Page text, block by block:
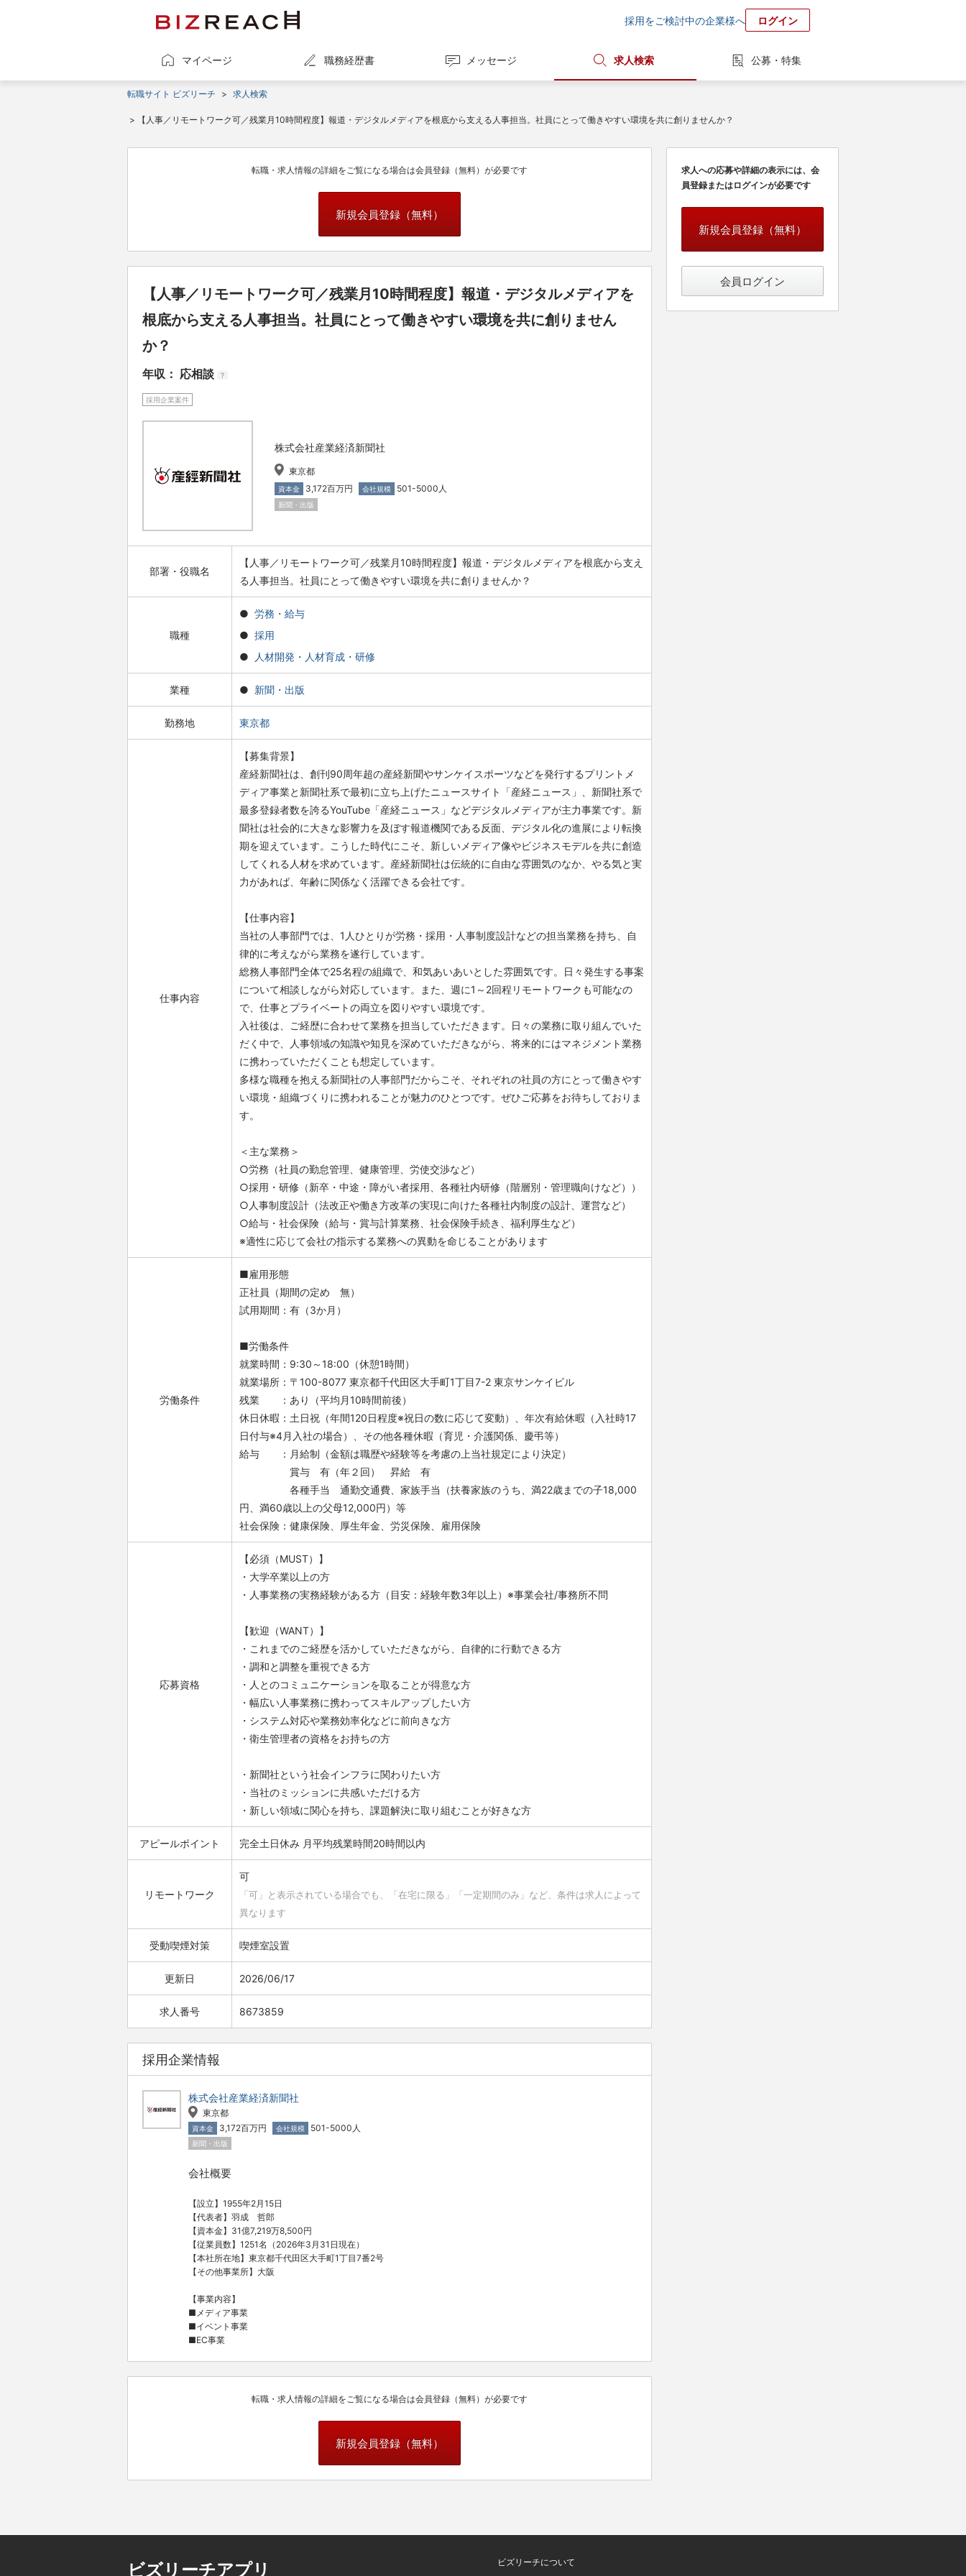
採用をご検討中の企業様へ ログイン
マイページ 職務経歴書 メッセージ 求人検索 公募・特集
転職サイト ビズリーチ > 求人検索
> 【人事／リモートワーク可／残業月10時間程度】報道・デジタルメディアを根底から支える人事担当。社員にとって働きやすい環境を共に創りませんか？
転職・求人情報の詳細をご覧になる場合は会員登録（無料）が必要です
新規会員登録（無料）
【人事／リモートワーク可／残業月10時間程度】報道・デジタルメディアを
根底から支える人事担当。社員にとって働きやすい環境を共に創りません
か？
年収： 応相談 ?
採用企業案件
株式会社産業経済新聞社
東京都
資本金 3,172百万円 会社規模 501-5000人
新聞・出版
部署・役職名
【人事／リモートワーク可／残業月10時間程度】報道・デジタルメディアを根底から支え
る人事担当。社員にとって働きやすい環境を共に創りませんか？
職種
労務・給与
採用
人材開発・人材育成・研修
業種 新聞・出版
勤務地 東京都
仕事内容
【募集背景】
産経新聞社は、創刊90周年超の産経新聞やサンケイスポーツなどを発行するプリントメ
ディア事業と新聞社系で最初に立ち上げたニュースサイト「産経ニュース」、新聞社系で
最多登録者数を誇るYouTube「産経ニュース」などデジタルメディアが主力事業です。新
聞社は社会的に大きな影響力を及ぼす報道機関である反面、デジタル化の進展により転換
期を迎えています。こうした時代にこそ、新しいメディア像やビジネスモデルを共に創造
してくれる人材を求めています。産経新聞社は伝統的に自由な雰囲気のなか、やる気と実
力があれば、年齢に関係なく活躍できる会社です。
【仕事内容】
当社の人事部門では、1人ひとりが労務・採用・人事制度設計などの担当業務を持ち、自
律的に考えながら業務を遂行しています。
総務人事部門全体で25名程の組織で、和気あいあいとした雰囲気です。日々発生する事案
について相談しながら対応しています。また、週に1～2回程リモートワークも可能なの
で、仕事とプライベートの両立を図りやすい環境です。
入社後は、ご経歴に合わせて業務を担当していただきます。日々の業務に取り組んでいた
だく中で、人事領域の知識や知見を深めていただきながら、将来的にはマネジメント業務
に携わっていただくことも想定しています。
多様な職種を抱える新聞社の人事部門だからこそ、それぞれの社員の方にとって働きやす
い環境・組織づくりに携われることが魅力のひとつです。ぜひご応募をお待ちしておりま
す。
＜主な業務＞
○労務（社員の勤怠管理、健康管理、労使交渉など）
○採用・研修（新卒・中途・障がい者採用、各種社内研修（階層別・管理職向けなど））
○人事制度設計（法改正や働き方改革の実現に向けた各種社内制度の設計、運営など）
○給与・社会保険（給与・賞与計算業務、社会保険手続き、福利厚生など）
※適性に応じて会社の指示する業務への異動を命じることがあります
労働条件
■雇用形態
正社員（期間の定め 無）
試用期間：有（3か月）
■労働条件
就業時間：9:30～18:00（休憩1時間）
就業場所：〒100-8077 東京都千代田区大手町1丁目7-2 東京サンケイビル
残業 ：あり（平均月10時間前後）
休日休暇：土日祝（年間120日程度※祝日の数に応じて変動）、年次有給休暇（入社時17
日付与※4月入社の場合）、その他各種休暇（育児・介護関係、慶弔等）
給与 ：月給制（金額は職歴や経験等を考慮の上当社規定により決定）
賞与 有（年２回） 昇給 有
各種手当 通勤交通費、家族手当（扶養家族のうち、満22歳までの子18,000
円、満60歳以上の父母12,000円）等
社会保険：健康保険、厚生年金、労災保険、雇用保険
応募資格
【必須（MUST）】
・大学卒業以上の方
・人事業務の実務経験がある方（目安：経験年数3年以上）※事業会社/事務所不問
【歓迎（WANT）】
・これまでのご経歴を活かしていただきながら、自律的に行動できる方
・調和と調整を重視できる方
・人とのコミュニケーションを取ることが得意な方
・幅広い人事業務に携わってスキルアップしたい方
・システム対応や業務効率化などに前向きな方
・衛生管理者の資格をお持ちの方
・新聞社という社会インフラに関わりたい方
・当社のミッションに共感いただける方
・新しい領域に関心を持ち、課題解決に取り組むことが好きな方
アピールポイント 完全土日休み 月平均残業時間20時間以内
リモートワーク
可
「可」と表示されている場合でも、「在宅に限る」「一定期間のみ」など、条件は求人によって
異なります
受動喫煙対策 喫煙室設置
更新日 2026/06/17
求人番号 8673859
採用企業情報
株式会社産業経済新聞社
東京都
資本金 3,172百万円 会社規模 501-5000人
新聞・出版
会社概要
【設立】1955年2月15日
【代表者】羽成 哲郎
【資本金】31億7,219万8,500円
【従業員数】1251名（2026年3月31日現在）
【本社所在地】東京都千代田区大手町1丁目7番2号
【その他事業所】大阪
【事業内容】
■メディア事業
■イベント事業
■EC事業
転職・求人情報の詳細をご覧になる場合は会員登録（無料）が必要です
新規会員登録（無料）
求人への応募や詳細の表示には、会
員登録またはログインが必要です
新規会員登録（無料）
会員ログイン
ビズリーチアプリ ビズリーチについて